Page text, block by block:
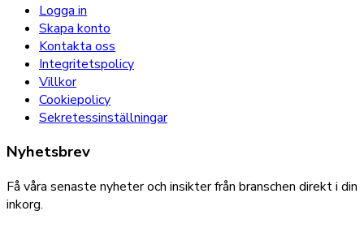
Logga in
Skapa konto
Kontakta oss
Integritetspolicy
Villkor
Cookiepolicy
Sekretessinställningar
Nyhetsbrev
Få våra senaste nyheter och insikter från branschen direkt i din
inkorg.